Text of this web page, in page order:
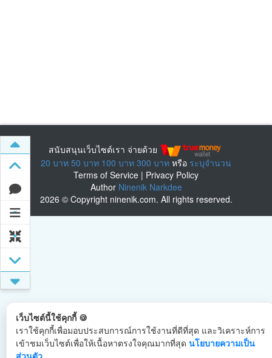
เว็บไซต์นี้ใช้คุกกี้ 🍪
เราใช้คุกกี้เพื่อมอบประสบการณ์การใช้งานที่ดีที่สุด และวิเคราะห์การ
เข้าชมเว็บไซต์เพื่อให้เนื้อหาตรงใจคุณมากที่สุด นโยบายความเป็น
สนับสนุนเว็บไซต์เรา จ่ายด้วย
20 บาท 50 บาท 100 บาท 300 บาท หรือ ระบุจำนวน
Terms of Service | Privacy Policy
Author Ninenik Narkdee
2026 © Copyright ninenik.com. All rights reserved.